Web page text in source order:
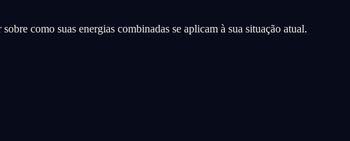
como suas energias combinadas se aplicam à sua situação atual.